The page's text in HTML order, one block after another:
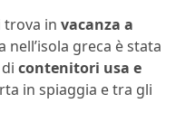
trova in vacanza a
nell’isola greca è stata
contenitori usa e
in spiaggia e tra gli